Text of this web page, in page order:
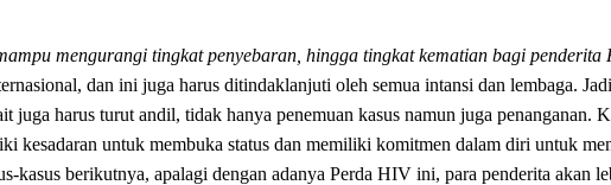
mengurangi tingkat penyebaran, hingga tingkat kematian bagi penderita
dan ini juga harus ditindaklanjuti oleh semua intansi dan lembaga.
juga harus turut andil, tidak hanya penemuan kasus namun juga penanganan.
kesadaran untuk membuka status dan memiliki komitmen dalam diri untuk
kasus berikutnya, apalagi dengan adanya Perda HIV ini, para penderita akan